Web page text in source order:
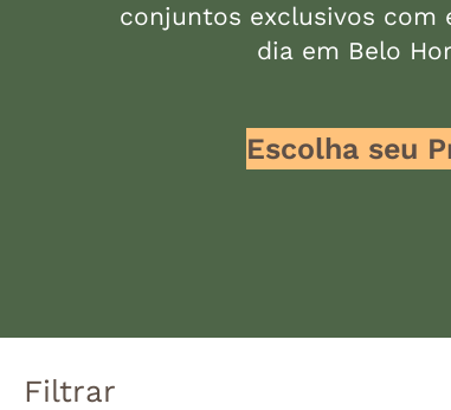
conjuntos exclusivos com
dia em Belo
Escolha seu
Filtrar